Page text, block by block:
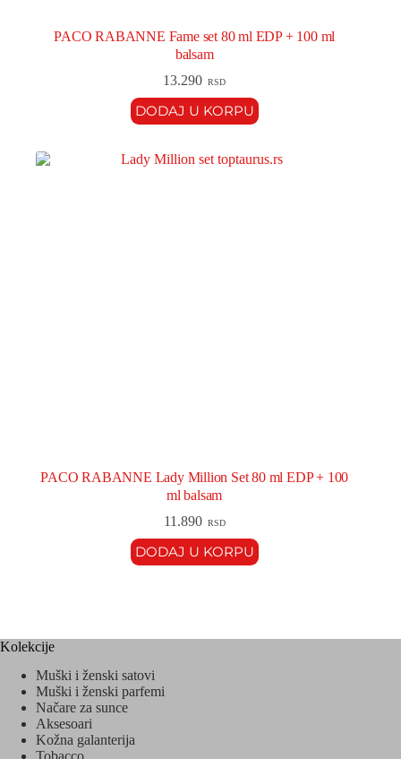
PACO RABANNE Fame set 80 ml EDP + 100 ml
balsam
13.290 RSD
DODAJ U KORPU
PACO RABANNE Lady Million Set 80 ml EDP + 100
ml balsam
11.890 RSD
DODAJ U KORPU
Kolekcije
Muški i ženski satovi
Muški i ženski parfemi
Načare za sunce
Aksesoari
Kožna galanterija